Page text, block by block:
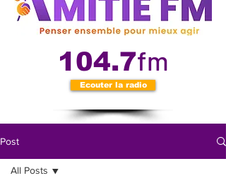
104.7fm
Ecouter la radio
Post
All Posts